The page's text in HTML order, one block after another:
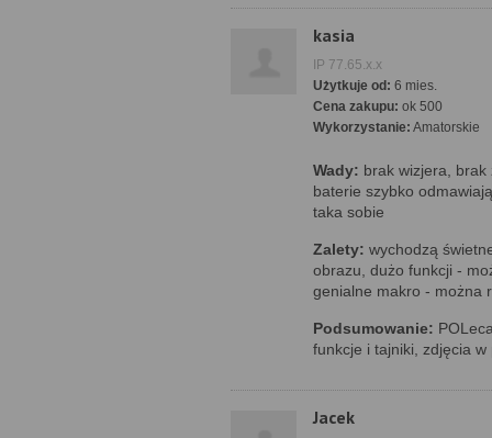
kasia
IP 77.65.x.x
Użytkuje od: 6 mies.
Cena zakupu: ok 500
Wykorzystanie: Amatorskie
Wady: brak wizjera,
baterie szybko
taka sobie
Zalety: wychodzą
obrazu, dużo funkcji -
genialne makro - można
Podsumowanie:
funkcje i tajniki, zdjęcia
Jacek